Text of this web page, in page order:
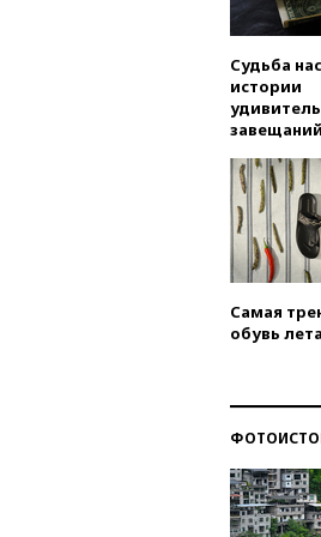
Судьба
истории
завещаний
Самая
обувь